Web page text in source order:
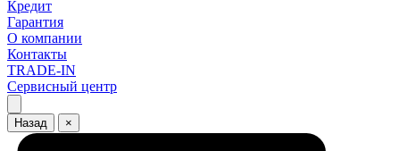
Кредит
Гарантия
О компании
Контакты
TRADE-IN
Сервисный центр
Назад ×